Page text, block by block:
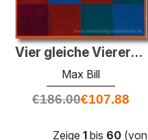
Vier gleiche Vierergruppen
Max Bill
€186.00€107.88
Zeige 1 bis 60 (von